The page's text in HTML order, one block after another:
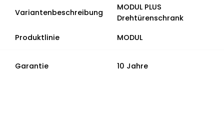
Variantenbeschreibung
MODUL PLUS
Drehtürenschrank
Produktlinie
MODUL
Garantie 10 Jahre